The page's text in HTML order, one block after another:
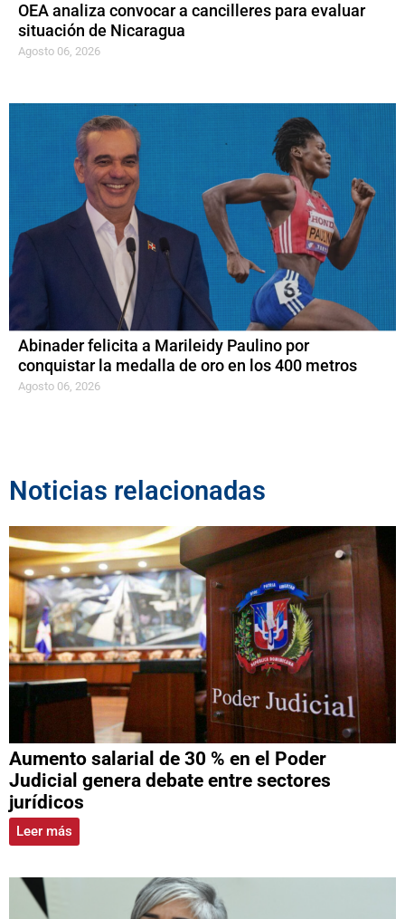
OEA analiza convocar a cancilleres para evaluar
situación de Nicaragua
Agosto 06, 2026
Abinader felicita a Marileidy Paulino por
conquistar la medalla de oro en los 400 metros
Agosto 06, 2026
Noticias relacionadas
Aumento salarial de 30 % en el Poder
Judicial genera debate entre sectores
jurídicos
Leer más